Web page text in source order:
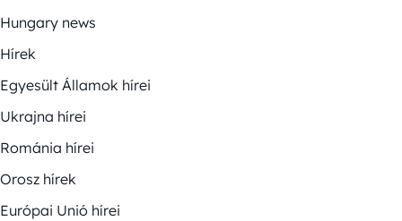
Hungary news
Hírek
Egyesült Államok hírei
Ukrajna hírei
Románia hírei
Orosz hírek
Európai Unió hírei